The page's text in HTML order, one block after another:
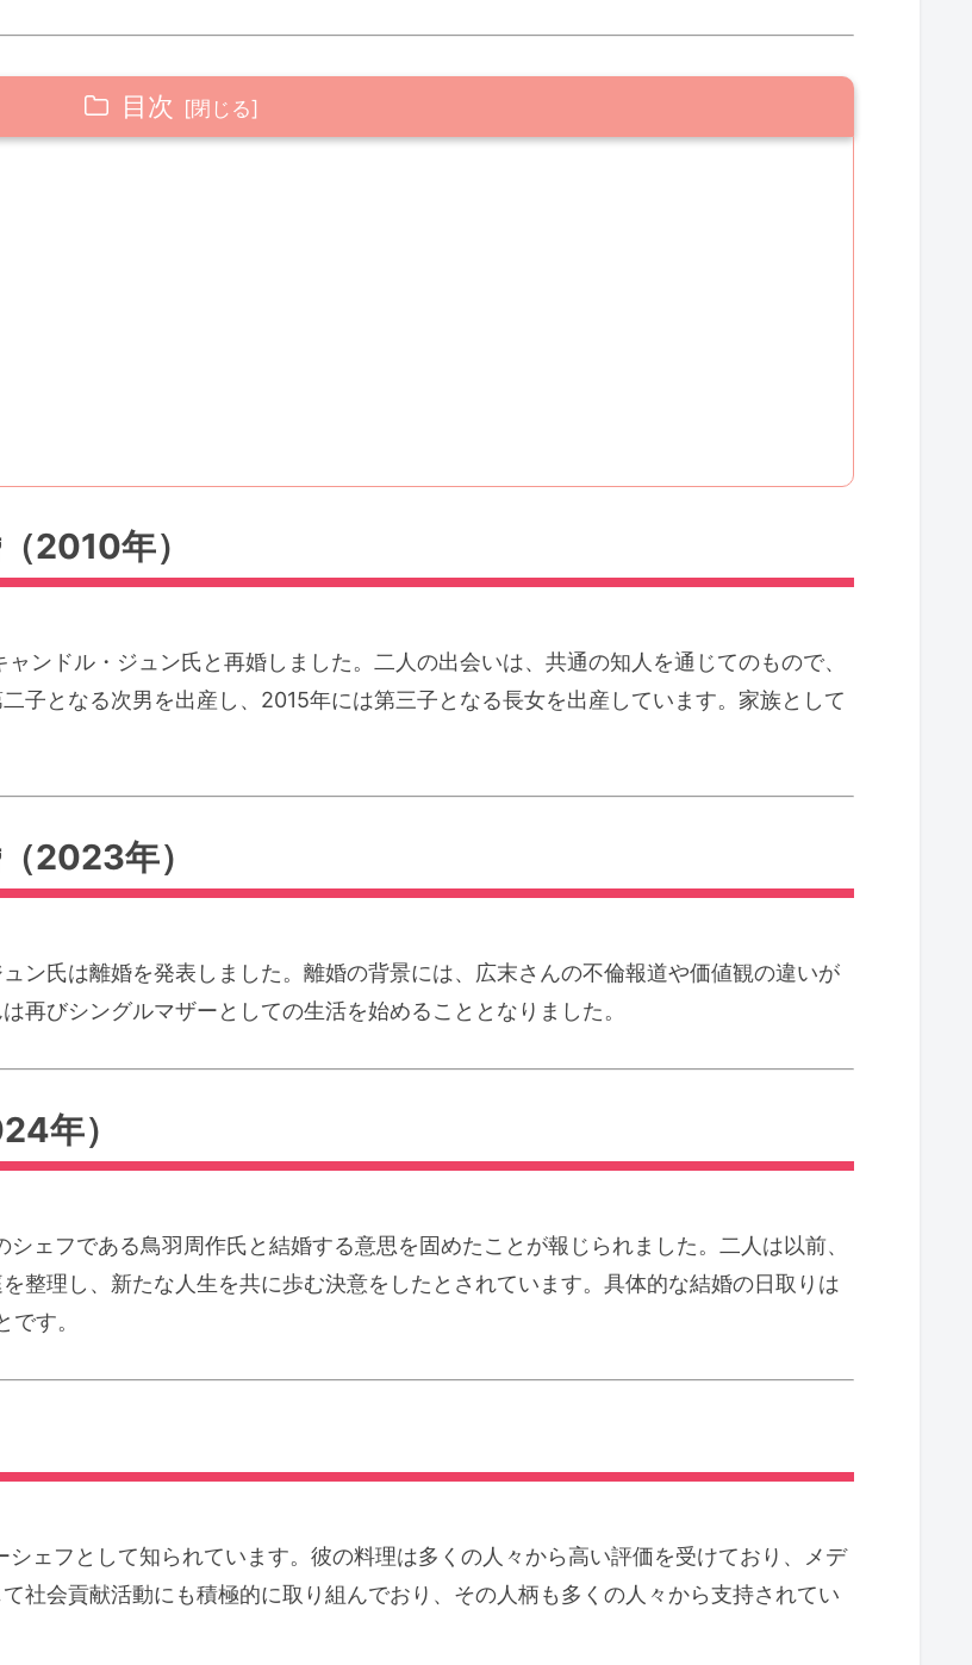
目次
2010年）
ンドル・ジュン氏と再婚しました。二人の出会いは、共通の知人を通じてのもので、
子となる次男を出産し、2015年には第三子となる長女を出産しています。家族として
2023年）
ン氏は離婚を発表しました。離婚の背景には、広末さんの不倫報道や価値観の違いが
再びシングルマザーとしての生活を始めることとなりました。
年）
ェフである鳥羽周作氏と結婚する意思を固めたことが報じられました。二人は以前、
整理し、新たな人生を共に歩む決意をしたとされています。具体的な結婚の日取りは
す。
ェフとして知られています。彼の料理は多くの人々から高い評価を受けており、メデ
社会貢献活動にも積極的に取り組んでおり、その人柄も多くの人々から支持されてい